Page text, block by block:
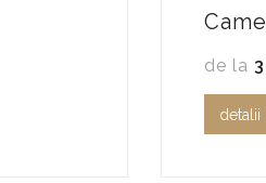
de la
detalii